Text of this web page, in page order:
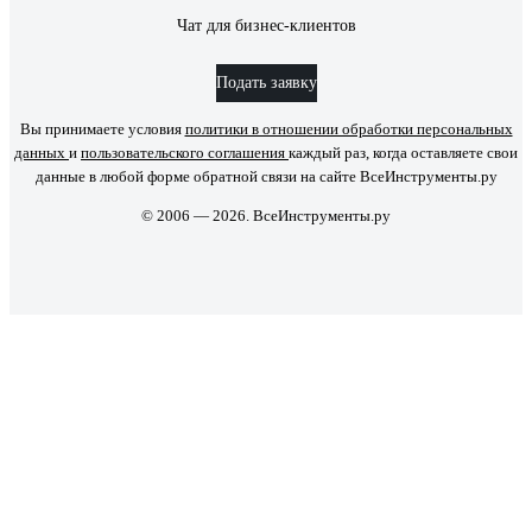
Чат для бизнес-клиентов
Подать заявку
Вы принимаете условия политики в отношении обработки персональных
данных и пользовательского соглашения каждый раз, когда оставляете свои
данные в любой форме обратной связи на сайте ВсеИнструменты.ру
© 2006 — 2026. ВсеИнструменты.ру